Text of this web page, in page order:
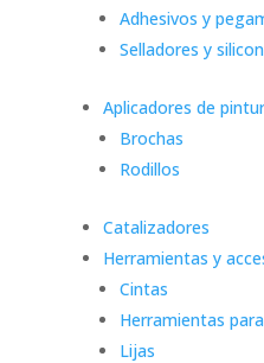
Adhesivos y
Selladores y
Aplicadores de
Brochas
Rodillos
Catalizadores
Herramientas y
Cintas
Herramientas
Lijas